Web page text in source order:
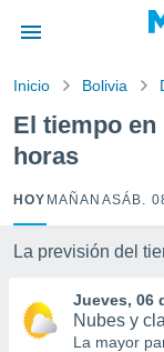
por
para
la
calidad.
a este
las
y
forma
Inicio Bolivia
El tiempo
horas
HOY MAÑANASÁB.
La previsión del
Jueves, 06
Nubes y
La mayor